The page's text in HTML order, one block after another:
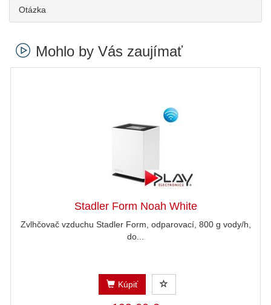
Otázka
Mohlo by Vás zaujímať
Stadler Form Noah White
Zvlhčovač vzduchu Stadler Form, odparovací, 800 g vody/h,
do...
Kúpiť